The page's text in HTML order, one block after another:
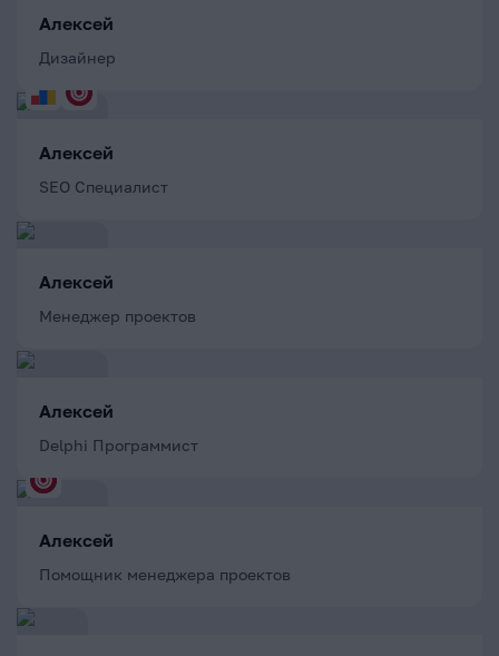
Алексей
Дизайнер
Алексей
SEO Специалист
Алексей
Менеджер проектов
Алексей
Delphi Программист
Алексей
Помощник менеджера проектов